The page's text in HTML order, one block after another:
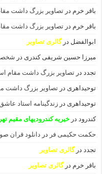
باقر خرم درتصاویر بزرگ داشت
باقر خرم درتصاویر بزرگ داشت
ابوالفضل درگالری تصاویر
میرزا حسین شریفی کندری در
تجدد درتصاویر بزرگ داشت مقام
توحیداهری درتصاویر بزرگ داشت
توحیداهری درزندگینامه استاد
کندرود درخیریه کندرودیهای مقیم
حکمت حکیمی فر در دانلود قران
تجدد درگالری تصاویر
باقر خرم درگالری تصاویر